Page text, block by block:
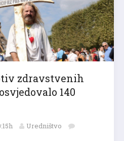
zdravstvenih
140
Uredništvo